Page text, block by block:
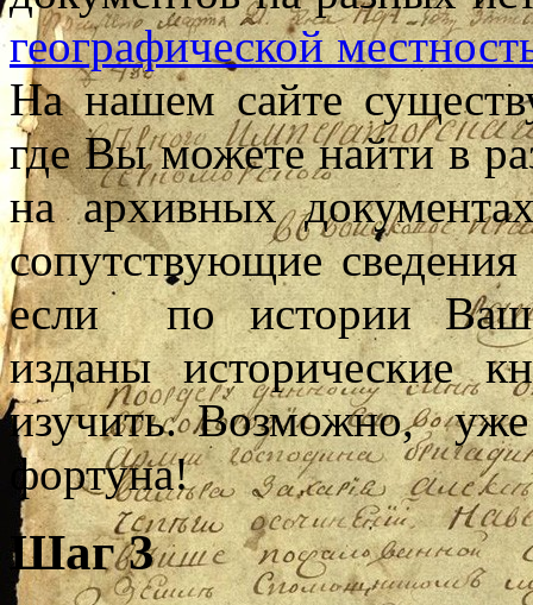
географической
На нашем сайте
где Вы можете найти в
на архивных
сопутствующие
если по истории
изданы
изучить. Возможно,
фортуна!
Шаг 3